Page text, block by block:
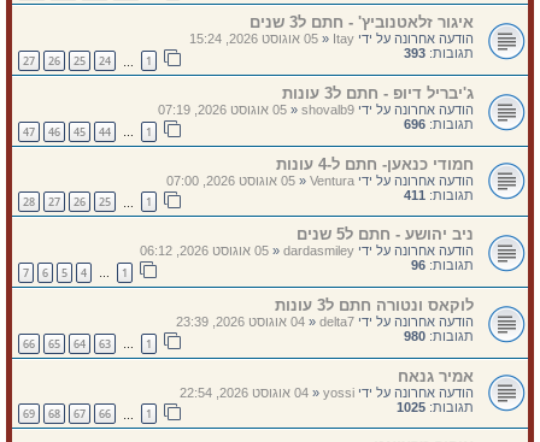
איגור זלאטנוביץ' - חתם ל3 שנים
הודעה אחרונה על ידי Itay
«05 אוגוסט 2026, 15:24
תגובות: 393
24
25
26
27
ג'יבריל דיופ - חתם ל3 עונות
הודעה אחרונה על ידי shovalb9
«05 אוגוסט 2026, 07:19
תגובות: 696
…
44
45
46
47
חמודי כנאען- חתם ל-4 עונות
הודעה אחרונה על ידי Ventura
«05 אוגוסט 2026, 07:00
תגובות: 411
25
26
27
28
ניב יהושע - חתם ל5 שנים
הודעה אחרונה על ידי dardasmiley
«05 אוגוסט 2026, 06:12
תגובות: 96
…
4
5
6
7
לוקאס ונטורה חתם ל3 עונות
הודעה אחרונה על ידי delta7
«04 אוגוסט 2026, 23:39
תגובות: 980
…
63
64
65
66
אמיר גנאח
הודעה אחרונה על ידי yossi
«04 אוגוסט 2026, 22:54
תגובות: 1025
66
67
68
69